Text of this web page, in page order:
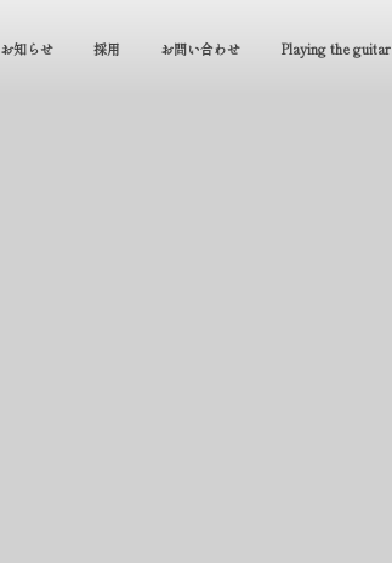
お知らせ 採用 お問い合わせ Playing the guitar